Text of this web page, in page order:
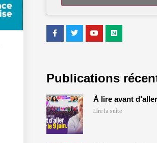
Publications
À lire avant
Lire la suite